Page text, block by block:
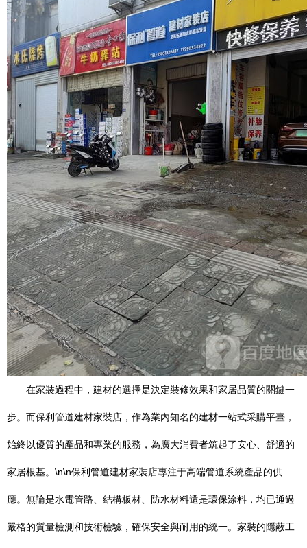
在家裝過程中，建材的選擇是決定裝修效果和家居品質的關鍵一
步。而保利管道建材家裝店，作為業內知名的建材一站式采購平臺，
始終以優質的產品和專業的服務，為廣大消費者筑起了安心、舒適的
家居根基。\n\n保利管道建材家裝店專注于高端管道系統產品的供
應。無論是水電管路、結構板材、防水材料還是環保涂料，均已通過
嚴格的質量檢測和技術檢驗，確保安全與耐用的統一。家裝的隱蔽工